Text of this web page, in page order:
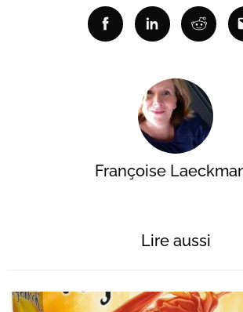
FacebookLinkedinReddit
Françoise
Lire aussi